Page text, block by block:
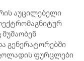
აუცილებელი
გენერატორებში
ფურცლები